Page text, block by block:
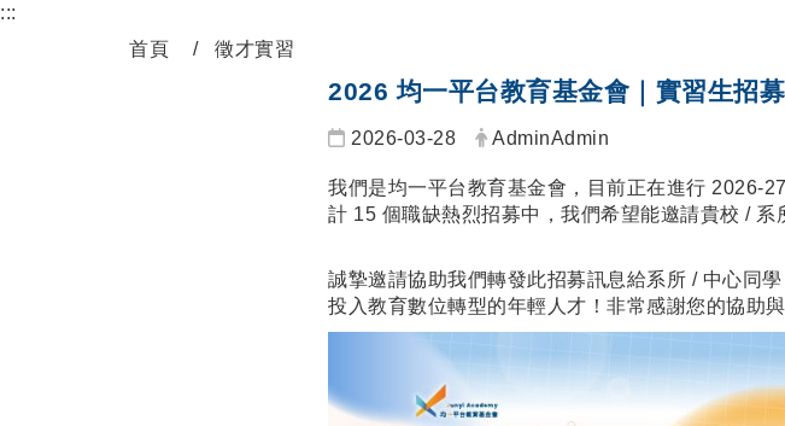
:::
首頁
徵才實習
2026 均一平台教育基金會｜實習生招募
2026-03-28 AdminAdmin
我們是均一平台教育基金會，目前正在進行 2026-
計 15 個職缺熱烈招募中，我們希望能邀請貴校 / 系
誠摯邀請協助我們轉發此招募訊息給系所 / 中心同
投入教育數位轉型的年輕人才！非常感謝您的協助